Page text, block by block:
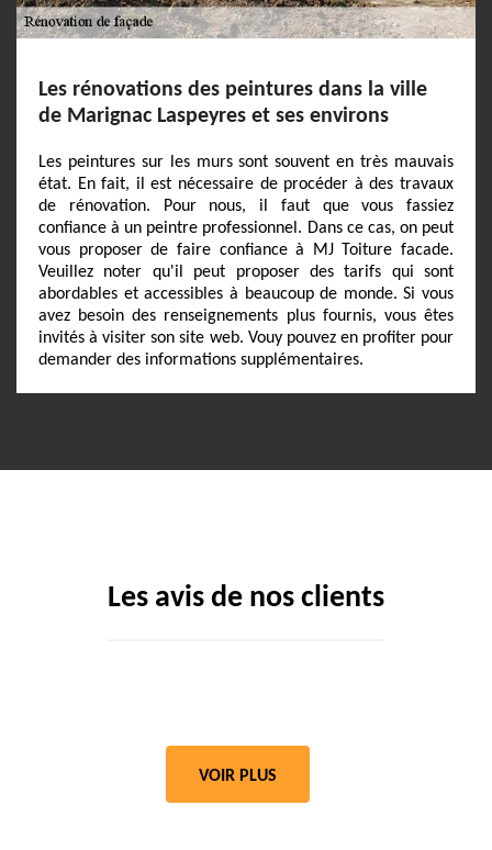
Les rénovations des peintures dans la ville
de Marignac Laspeyres et ses environs
Les peintures sur les murs sont souvent en très mauvais
état. En fait, il est nécessaire de procéder à des travaux
de rénovation. Pour nous, il faut que vous fassiez
confiance à un peintre professionnel. Dans ce cas, on peut
vous proposer de faire confiance à MJ Toiture facade.
Veuillez noter qu'il peut proposer des tarifs qui sont
abordables et accessibles à beaucoup de monde. Si vous
avez besoin des renseignements plus fournis, vous êtes
invités à visiter son site web. Vouy pouvez en profiter pour
demander des informations supplémentaires.
Les avis de nos clients
VOIR PLUS